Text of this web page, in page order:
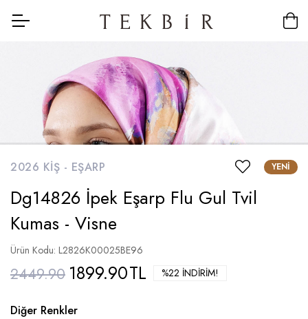
2026 KIŞ - EŞARP YENI
Dg14826 İpek Eşarp Flu Gul Tvil
Kumas - Visne
Ürün Kodu: L2826K00025BE96
2449.90 1899.90TL %22 İNDIRIM!
Diğer Renkler